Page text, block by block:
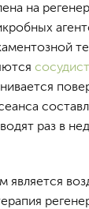
на
раз в